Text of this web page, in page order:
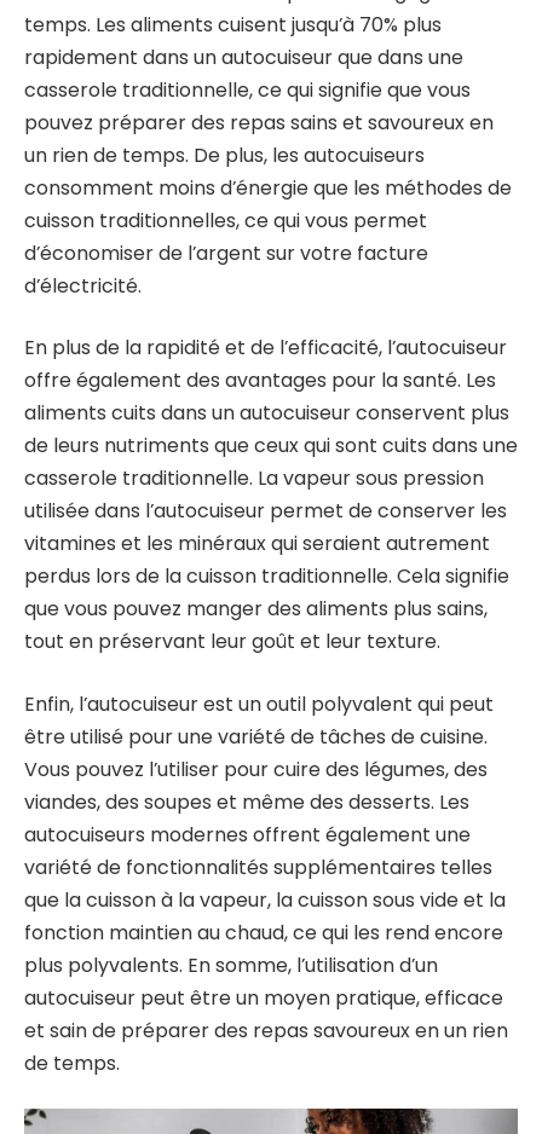
temps. Les aliments cuisent jusqu’à 70% plus
rapidement dans un autocuiseur que dans une
casserole traditionnelle, ce qui signifie que vous
pouvez préparer des repas sains et savoureux en
un rien de temps. De plus, les autocuiseurs
consomment moins d’énergie que les méthodes de
cuisson traditionnelles, ce qui vous permet
d’économiser de l’argent sur votre facture
d’électricité.
En plus de la rapidité et de l’efficacité, l’autocuiseur
offre également des avantages pour la santé. Les
aliments cuits dans un autocuiseur conservent plus
de leurs nutriments que ceux qui sont cuits dans une
casserole traditionnelle. La vapeur sous pression
utilisée dans l’autocuiseur permet de conserver les
vitamines et les minéraux qui seraient autrement
perdus lors de la cuisson traditionnelle. Cela signifie
que vous pouvez manger des aliments plus sains,
tout en préservant leur goût et leur texture.
Enfin, l’autocuiseur est un outil polyvalent qui peut
être utilisé pour une variété de tâches de cuisine.
Vous pouvez l’utiliser pour cuire des légumes, des
viandes, des soupes et même des desserts. Les
autocuiseurs modernes offrent également une
variété de fonctionnalités supplémentaires telles
que la cuisson à la vapeur, la cuisson sous vide et la
fonction maintien au chaud, ce qui les rend encore
plus polyvalents. En somme, l’utilisation d’un
autocuiseur peut être un moyen pratique, efficace
et sain de préparer des repas savoureux en un rien
de temps.